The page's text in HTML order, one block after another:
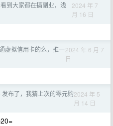
看到大家都在搞副业，浅
2024 年 7
月 16 日
虚拟信用卡的么，推一2024 年 6 月 7
日
发布了，我猜上次的零元购2024 年 5
月 14 日